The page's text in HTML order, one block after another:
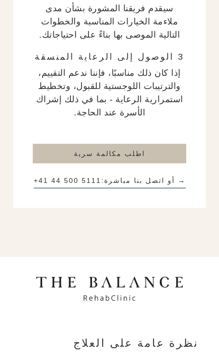
سيقدم فريقنا المشورة بشأن مدى
ملاءمة الخيارات المناسبة والخطوات
التالية الموصى بها بناءً على احتياجاتك.
3 الوصول إلى الرعاية المنسقة
إذا كان ذلك مناسبًا، فإننا ندعم التقييم،
والترتيبات اللوجستية للقبول، وتخطيط
استمرارية الرعاية - بما في ذلك إشراك
الأسرة عند الحاجة.
اطلب مكالمة سرية
→ أو اتصل بنا مباشرة: +41 44 500 5111
نظرة عامة على العلاج